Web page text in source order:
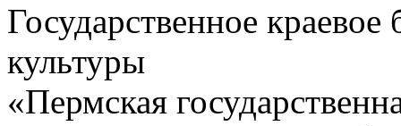
Государственное
культуры
«Пермская